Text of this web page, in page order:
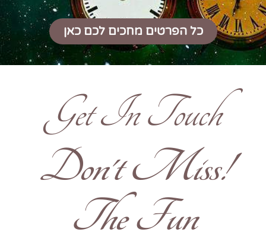
כל הפרטים מחכים לכם כאן
Get In Touch
!Don't Miss
The Fun